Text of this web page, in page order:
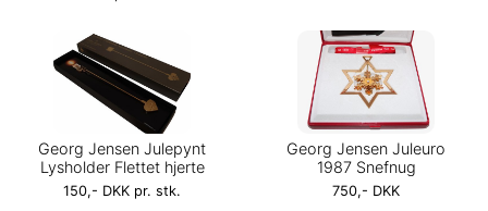
Georg Jensen Julepynt
Lysholder Flettet hjerte
150,- DKK pr. stk.
Georg Jensen Juleuro
1987 Snefnug
750,- DKK